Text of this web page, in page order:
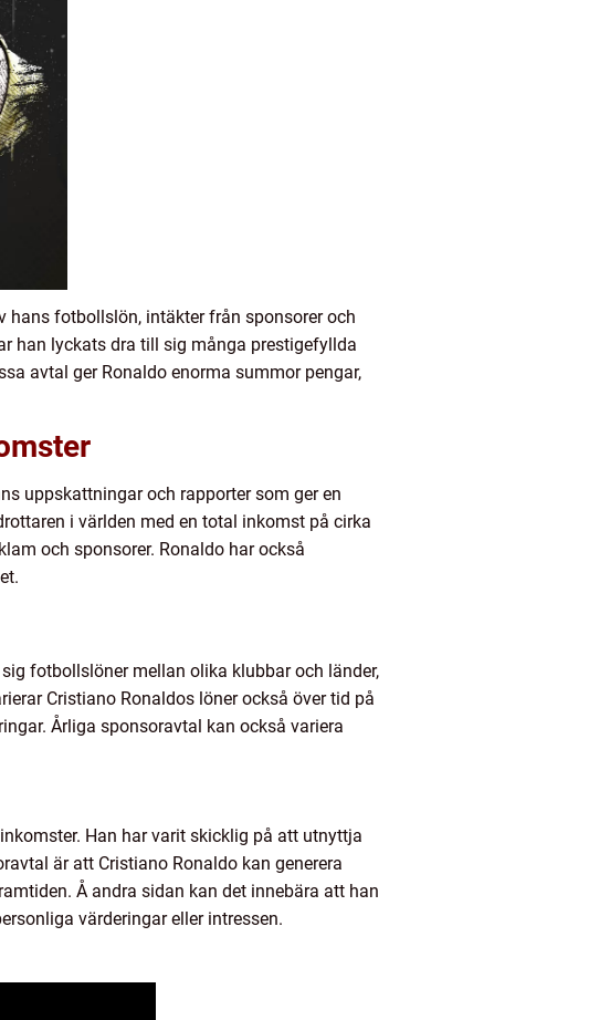
hans fotbollslön, intäkter från sponsorer och
han lyckats dra till sig många prestigefyllda
avtal ger Ronaldo enorma summor pengar,
uppskattningar och rapporter som ger en
i världen med en total inkomst på cirka
och sponsorer. Ronaldo har också
fotbollslöner mellan olika klubbar och länder,
Cristiano Ronaldos löner också över tid på
Årliga sponsoravtal kan också variera
Han har varit skicklig på att utnyttja
är att Cristiano Ronaldo kan generera
Å andra sidan kan det innebära att han
värderingar eller intressen.